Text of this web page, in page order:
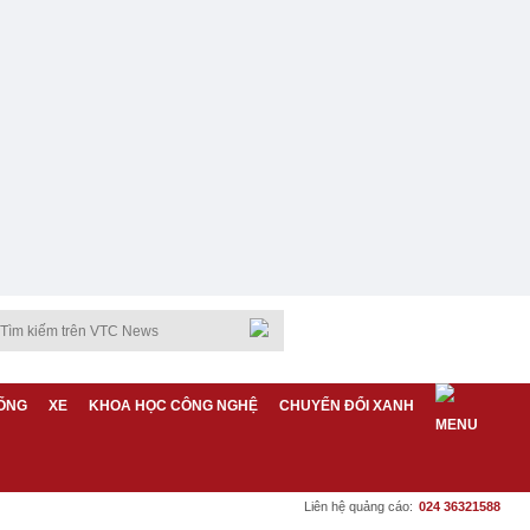
XE KHOA HỌC CÔNG NGHỆ CHUYỂN ĐỔI XANH
Liên hệ quảng cáo: 024 36321588